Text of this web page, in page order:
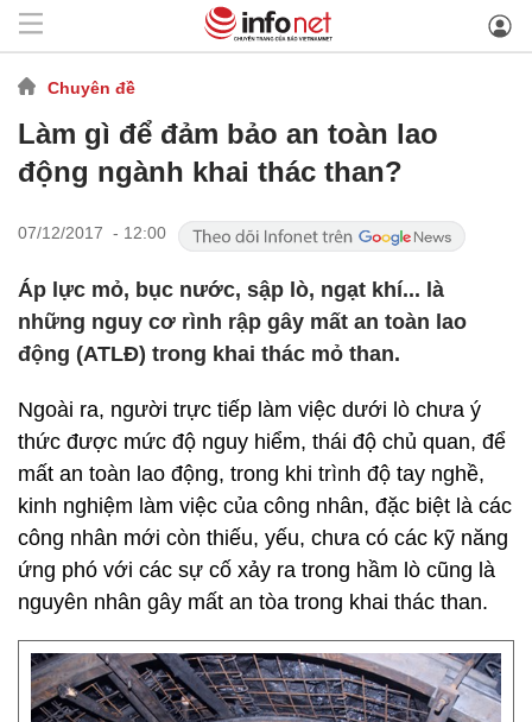
Chuyên đề
Làm gì để đảm bảo an toàn lao
động ngành khai thác than?
07/12/2017 - 12:00
Áp lực mỏ, bục nước, sập lò, ngạt khí... là
những nguy cơ rình rập gây mất an toàn lao
động (ATLĐ) trong khai thác mỏ than.
Ngoài ra, người trực tiếp làm việc dưới lò chưa ý
thức được mức độ nguy hiểm, thái độ chủ quan, để
mất an toàn lao động, trong khi trình độ tay nghề,
kinh nghiệm làm việc của công nhân, đặc biệt là các
công nhân mới còn thiếu, yếu, chưa có các kỹ năng
ứng phó với các sự cố xảy ra trong hầm lò cũng là
nguyên nhân gây mất an tòa trong khai thác than.